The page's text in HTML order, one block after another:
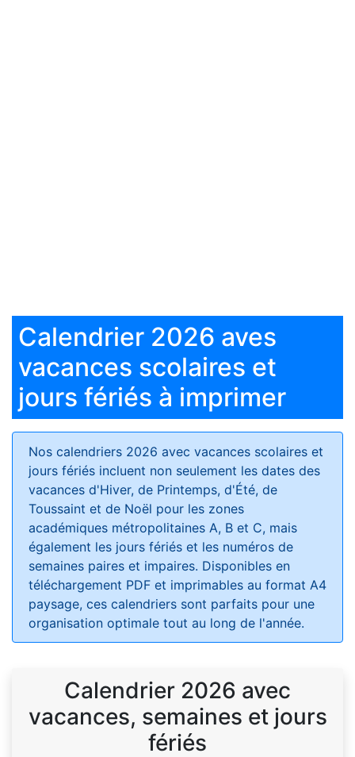
Calendrier 2026 aves
vacances scolaires et
jours fériés à imprimer
Nos calendriers 2026 avec vacances scolaires et
jours fériés incluent non seulement les dates des
vacances d'Hiver, de Printemps, d'Été, de
Toussaint et de Noël pour les zones
académiques métropolitaines A, B et C, mais
également les jours fériés et les numéros de
semaines paires et impaires. Disponibles en
téléchargement PDF et imprimables au format A4
paysage, ces calendriers sont parfaits pour une
organisation optimale tout au long de l'année.
Calendrier 2026 avec
vacances, semaines et jours
fériés